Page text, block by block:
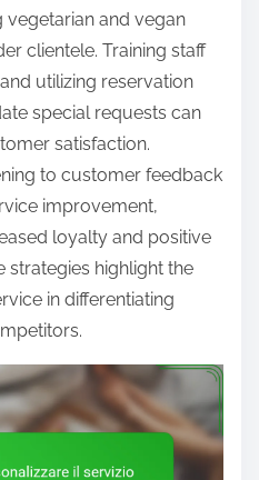
vegetarian and vegan
clientele. Training staff
utilizing reservation
special requests can
satisfaction.
to customer feedback
improvement,
loyalty and positive
strategies highlight the
in differentiating